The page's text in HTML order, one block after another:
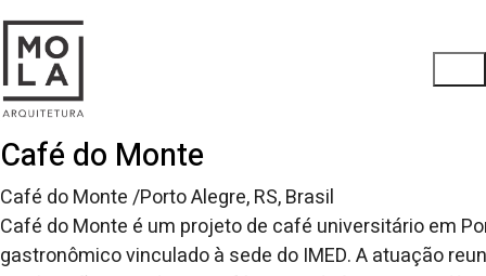
Café do Monte
Café do Monte /Porto Alegre, RS, Brasil
Café do Monte é um projeto de café universitário em
gastronômico vinculado à sede do IMED. A atuação